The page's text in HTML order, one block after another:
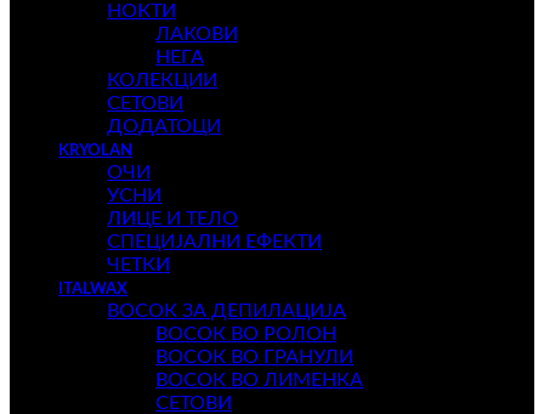
НОКТИ
ЛАКОВИ
НЕГА
КОЛЕКЦИИ
СЕТОВИ
ДОДАТОЦИ
KRYOLAN
ОЧИ
УСНИ
ЛИЦЕ И ТЕЛО
СПЕЦИЈАЛНИ ЕФЕКТИ
ЧЕТКИ
ITALWAX
ВОСОК ЗА ДЕПИЛАЦИЈА
ВОСОК ВО РОЛОН
ВОСОК ВО ГРАНУЛИ
ВОСОК ВО ЛИМЕНКА
СЕТОВИ